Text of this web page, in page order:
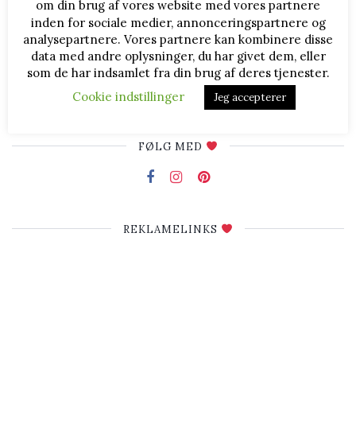
Bente Bager
Bagenørd
Hej og velkommen til BenteBager.dk
Jeg hedder Bente Bager og står bag denne blog om diverse
bagværk og lækkerier. Jeg deler opskrifter, billeder og
fremgangsmåder, og du er velkommen til at læse med ♥
FØLG MED
REKLAMELINKS
om din brug af vores website med vores partnere
inden for sociale medier, annonceringspartnere og
analysepartnere. Vores partnere kan kombinere disse
data med andre oplysninger, du har givet dem, eller
som de har indsamlet fra din brug af deres tjenester.
Cookie indstillinger
Jeg accepterer